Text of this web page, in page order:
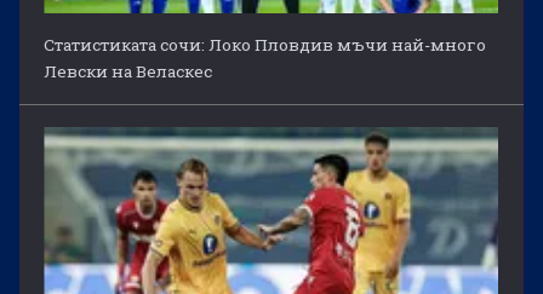
Статистиката сочи: Локо Пловдив мъчи най-много
Левски на Веласкес